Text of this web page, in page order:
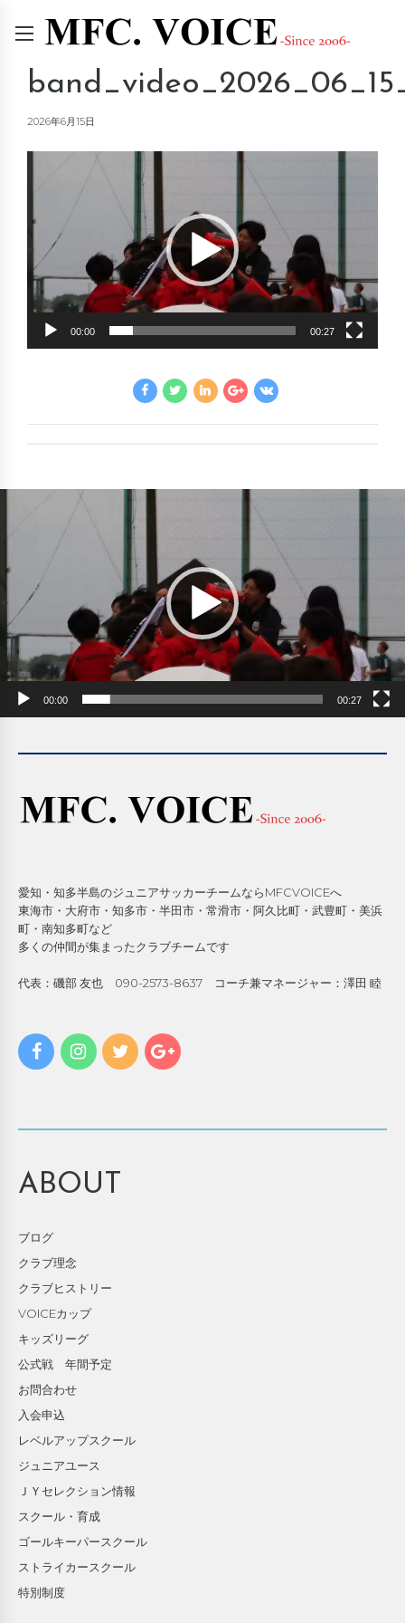
2026年6月15日
ヤ
ー
00:00 00:27
ー
ー
00:00 00:27
愛知・知多半島のジュニアサッカーチームならMFCVOICEへ
東海市・大府市・知多市・半田市・常滑市・阿久比町・武豊町・美浜
町・南知多町など
多くの仲間が集まったクラブチームです
代表：磯部 友也 090-2573-8637 コーチ兼マネージャー：澤田 睦
ABOUT
ブログ
クラブ理念
クラブヒストリー
VOICEカップ
キッズリーグ
公式戦 年間予定
お問合わせ
入会申込
レベルアップスクール
ジュニアユース
ＪＹセレクション情報
スクール・育成
ゴールキーパースクール
ストライカースクール
特別制度